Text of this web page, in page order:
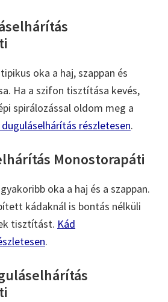
tipikus oka a haj, szappan és
Ha a szifon tisztítása kevés,
spirálozással oldom meg a
részletesen.
Monostorapáti
oka a haj és a szappan.
kádaknál is bontás nélküli
tisztítást. Kád
.